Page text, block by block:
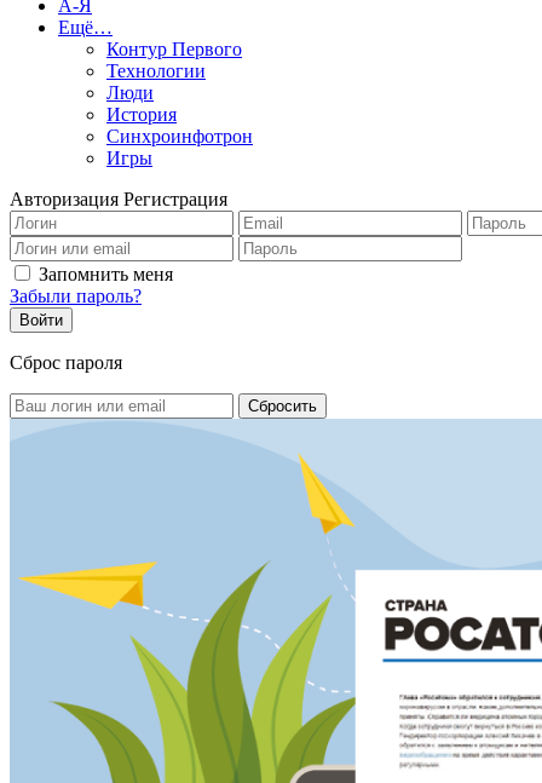
А-Я
Ещё…
Контур Первого
Технологии
Люди
История
Синхроинфотрон
Игры
Авторизация Регистрация
Запомнить меня
Забыли пароль?
Сброс пароля